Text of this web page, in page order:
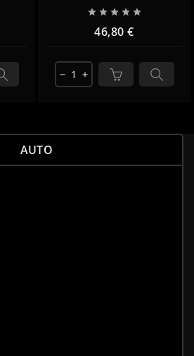
    
46,80 €
remove add
AUTO